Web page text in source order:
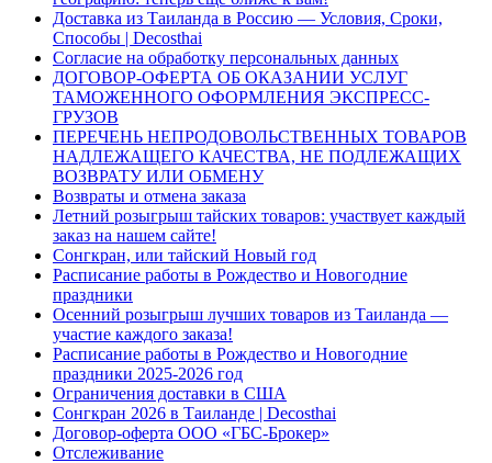
Доставка из Таиланда в Россию — Условия, Сроки,
Способы | Decosthai
Согласие на обработку персональных данных
ДОГОВОР-ОФЕРТА ОБ ОКАЗАНИИ УСЛУГ
ТАМОЖЕННОГО ОФОРМЛЕНИЯ ЭКСПРЕСС-
ГРУЗОВ
ПЕРЕЧЕНЬ НЕПРОДОВОЛЬСТВЕННЫХ ТОВАРОВ
НАДЛЕЖАЩЕГО КАЧЕСТВА, НЕ ПОДЛЕЖАЩИХ
ВОЗВРАТУ ИЛИ ОБМЕНУ
Возвраты и отмена заказа
Летний розыгрыш тайских товаров: участвует каждый
заказ на нашем сайте!
Сонгкран, или тайский Новый год
Расписание работы в Рождество и Новогодние
праздники
Осенний розыгрыш лучших товаров из Таиланда —
участие каждого заказа!
Расписание работы в Рождество и Новогодние
праздники 2025-2026 год
Ограничения доставки в США
Сонгкран 2026 в Таиланде | Decosthai
Договор-оферта ООО «ГБС-Брокер»
Отслеживание